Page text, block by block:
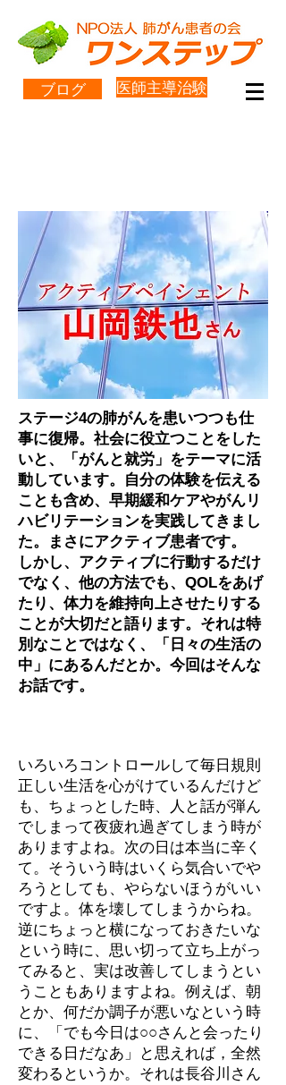
ブログ 医師主導治験
ステージ4の肺がんを患いつつも仕
事に復帰。社会に役立つことをした
いと、「がんと就労」をテーマに活
動しています。自分の体験を伝える
ことも含め、早期緩和ケアやがんリ
ハビリテーションを実践してきまし
た。まさにアクティブ患者です。
しかし、アクティブに行動するだけ
でなく、他の方法でも、QOLをあげ
たり、体力を維持向上させたりする
ことが大切だと語ります。それは特
別なことではなく、「日々の生活の
中」にあるんだとか。今回はそんな
お話です。
いろいろコントロールして毎日規則
正しい生活を心がけているんだけど
も、ちょっとした時、人と話が弾ん
でしまって夜疲れ過ぎてしまう時が
ありますよね。次の日は本当に辛く
て。そういう時はいくら気合いでや
ろうとしても、やらないほうがいい
ですよ。体を壊してしまうからね。
逆にちょっと横になっておきたいな
という時に、思い切って立ち上がっ
てみると、実は改善してしまうとい
うこともありますよね。例えば、朝
とか、何だか調子が悪いなという時
に、「でも今日は○○さんと会ったり
できる日だなあ」と思えれば，全然
変わるというか。それは長谷川さん